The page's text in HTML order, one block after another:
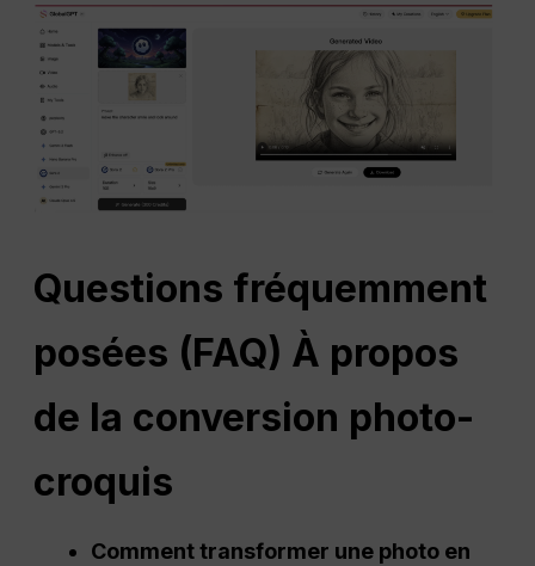
Questions fréquemment
posées (FAQ) À propos
de la conversion photo-
croquis
Comment transformer une photo en